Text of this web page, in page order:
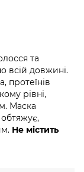
та
всій довжині.
протеїнів
рівні,
Маска
Не містить